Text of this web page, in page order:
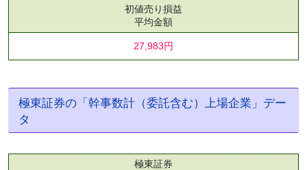
初値売り損益
平均金額
27,983円
極東証券の「幹事数計（委託含む）上場企業」デー
タ
極東証券